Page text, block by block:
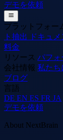
デモを依頼
プラットフォー
ト抽出
ドキュ
料金
リソース パフォ
会社情報 私たち
ブログ
言語
DE EN ES FR JA
デモを依頼
About NextBrain